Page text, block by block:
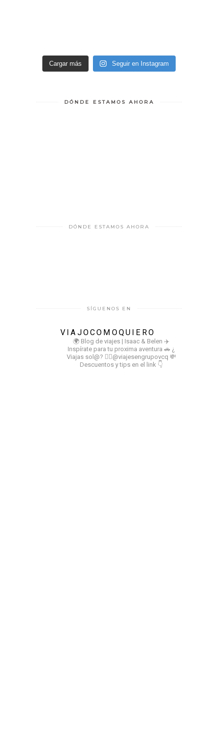
Cargar más Seguir en Instagram
DÓNDE ESTAMOS AHORA
DÓNDE ESTAMOS AHORA
SÍGUENOS EN
VIAJOCOMOQUIERO
🌍 Blog de viajes | Isaac & Belen ✈️
Inspírate para tu proxima aventura 🚗 ¿
Viajas sol@? 👉🏻@viajesengrupovcq 💸
Descuentos y tips en el link 👇